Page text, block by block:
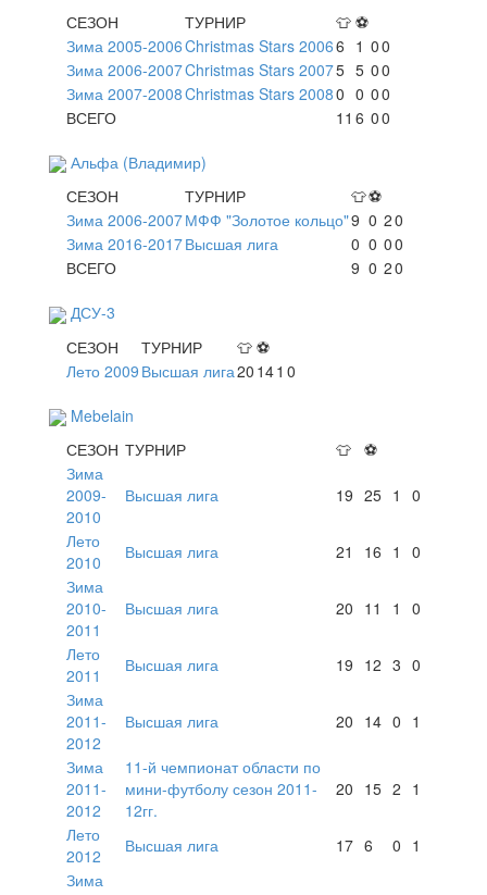
СЕЗОН
ТУРНИР 👕 ⚽
Зима 2005-2006Christmas Stars 20066 1 00
Зима 2006-2007Christmas Stars 20075 5 00
Зима 2007-2008Christmas Stars 20080 0 00
ВСЕГО
11 6 00
Альфа (Владимир)
СЕЗОН
ТУРНИР 👕⚽
Зима 2006-2007МФФ "Золотое кольцо"9 0 20
Зима 2016-2017Высшая лига 0 0 00
ВСЕГО
9 0 20
ДСУ-3
СЕЗОН
ТУРНИР 👕 ⚽
Лето 2009 Высшая лига20 141 0
Mebelain
СЕЗОН ТУРНИР 👕 ⚽
Зима
2009-
2010
Высшая лига 19 25 1 0
Лето
2010
Высшая лига 21 16 1
0
Зима
2010-
2011
Высшая лига 20 11 1 0
Лето
2011
Высшая лига 19 12 3 0
Зима
2011-
2012
Высшая лига 20 14 0 1
Зима
2011-
2012
11-й чемпионат области по
мини-футболу сезон 2011-
12гг.
20 15 2 1
Лето
2012
Высшая лига 17 6 0 1
Зима